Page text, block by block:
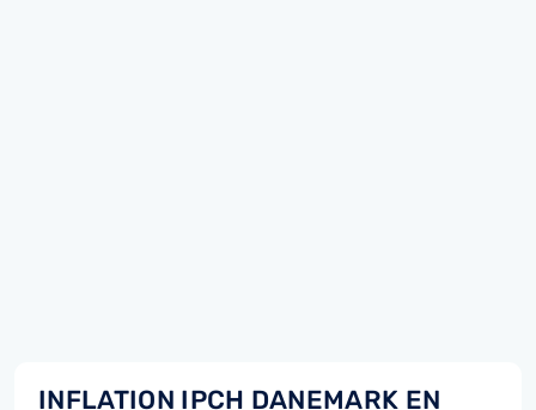
INFLATION IPCH DANEMARK EN